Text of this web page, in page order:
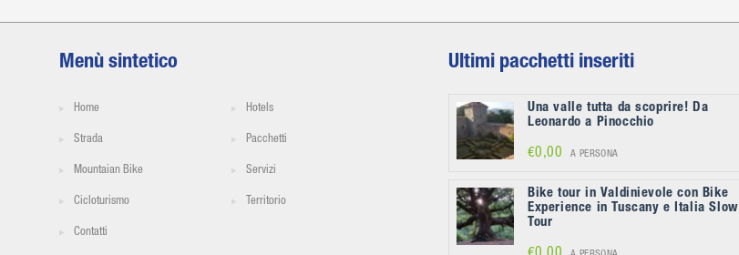
Menù sintetico
Home Hotels
Strada Pacchetti
Mountaian Bike Servizi
Cicloturismo Territorio
Contatti
Ultimi pacchetti inseriti
Una valle tutta da scoprire! Da
Leonardo a Pinocchio
€0,00 A PERSONA
Bike tour in Valdinievole con Bike
Experience in Tuscany e Italia Slow
Tour